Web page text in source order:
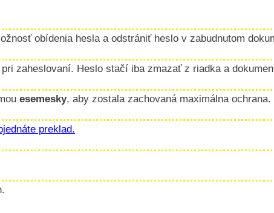
obídenia hesla a odstrániť heslo v zabudnutom
zaheslovaní. Heslo stačí iba zmazať z riadka a
esemesky, aby zostala zachovaná maximálna ochrana.
preklad.